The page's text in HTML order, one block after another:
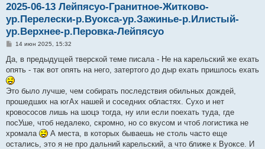
2025-06-13 Лейпясуо-Гранитное-Житково-
ур.Перелески-р.Вуокса-ур.Зажинье-р.Илистый-
ур.Верхнее-р.Перовка-Лейпясуо
С
о
б
щ
е
н
и
е
14 июн 2025, 15:32
Да, в предыдущей тверской теме писала - Не на карельский же ехать
опять - так вот опять на него, затертого до дыр ехать пришлось ехать
Это было лучше, чем собирать последствия обильных дождей,
прошедших на югАх нашей и соседних областях. Сухо и нет
кровососов лишь на шоцэ тогда, ну или если поехать туда, где
посУше, чтоб недалеко, скромно, но со вкусом и чтоб логистика не
хромала
А места, в которых бываешь не столь часто еще
остались, это я не про дальний карельский, а что ближе к Вуоксе. И